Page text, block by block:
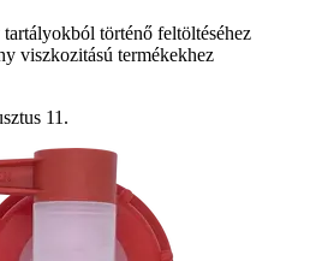
tartályokból történő feltöltéséhez
viszkozitású termékekhez
11.